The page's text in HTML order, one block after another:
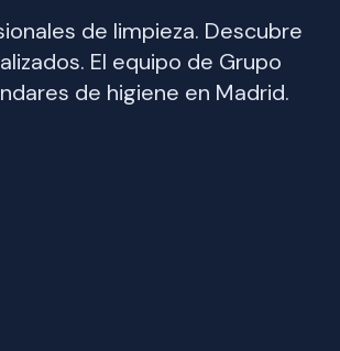
de limpieza. Descubre
El equipo de Grupo
de higiene en Madrid.